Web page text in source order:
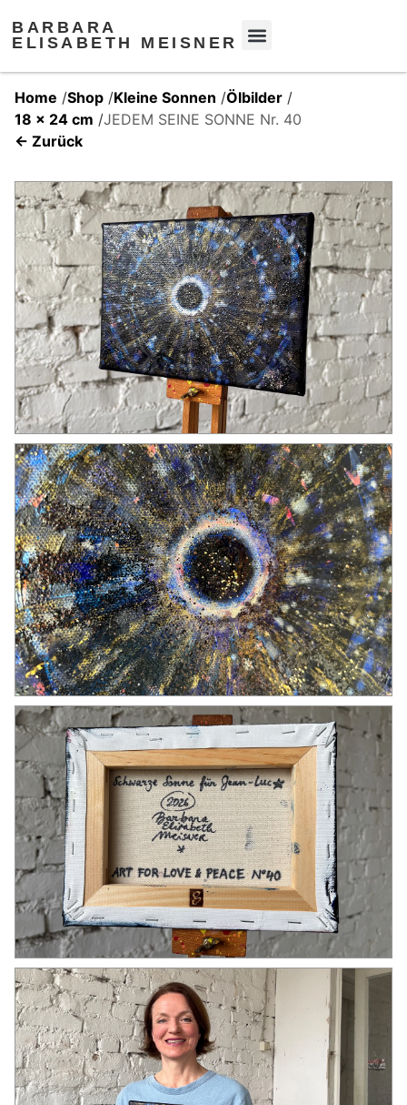
BARBARA
ELISABETH MEISNER
Home /Shop /Kleine Sonnen /Ölbilder /
18 x 24 cm /JEDEM SEINE SONNE Nr. 40
← Zurück